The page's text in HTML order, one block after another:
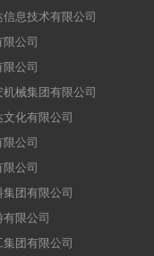
息技术有限公司
公司
公司
械集团有限公司
化有限公司
公司
公司
团有限公司
限公司
团有限公司